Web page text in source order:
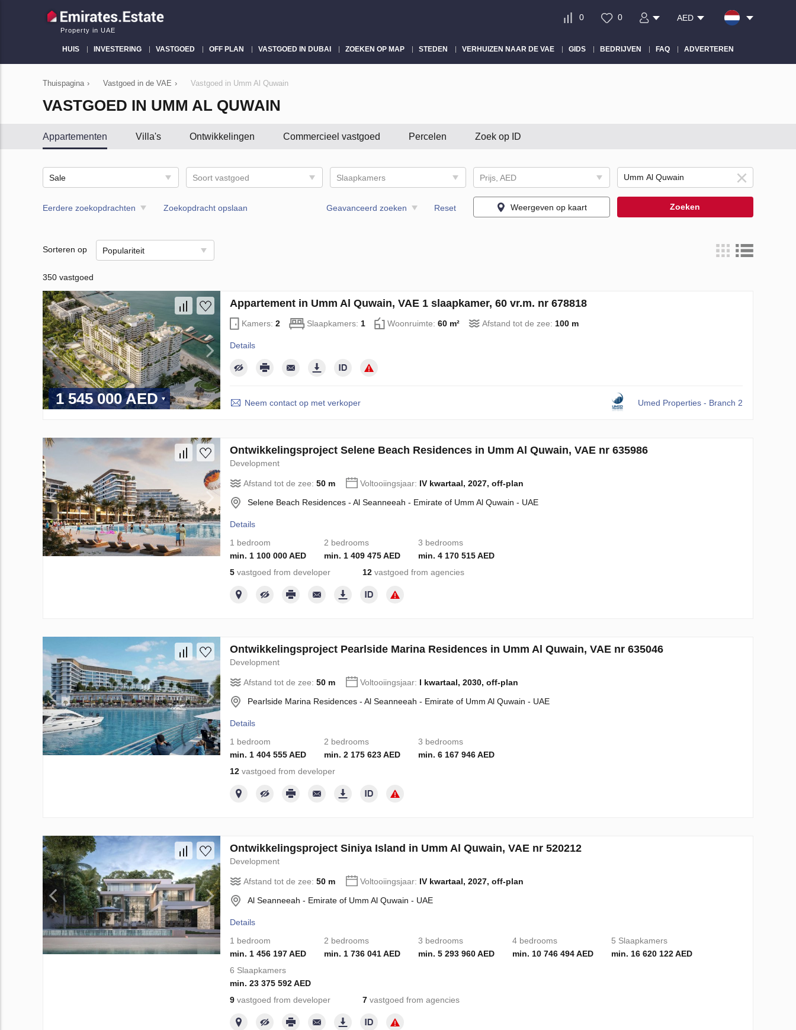
Property in UAE
0 0 AED
HUIS INVESTERING VASTGOED OFF PLAN VASTGOED IN DUBAI ZOEKEN OP MAP STEDEN VERHUIZEN NAAR DE VAE GIDS BEDRIJVEN FAQ ADVERTEREN
Thuispagina › Vastgoed in de VAE › Vastgoed in Umm Al Quwain
VASTGOED IN UMM AL QUWAIN
Appartementen Villa's Ontwikkelingen Commercieel vastgoed Percelen Zoek op ID
Sale Soort vastgoed Slaapkamers Prijs, AED
Eerdere zoekopdrachten Zoekopdracht opslaan Geavanceerd zoeken Reset Weergeven op kaart Zoeken
Sorteren op Populariteit
350 vastgoed
1 545 000 AED
Appartement in Umm Al Quwain, VAE 1 slaapkamer, 60 vr.m. nr 678818
Kamers: 2 Slaapkamers: 1 Woonruimte: 60 m² Afstand tot de zee: 100 m
Details
Neem contact op met verkoper Umed Properties - Branch 2
Ontwikkelingsproject Selene Beach Residences in Umm Al Quwain, VAE nr 635986
Development
Afstand tot de zee: 50 m Voltooiingsjaar: IV kwartaal, 2027, off-plan
Selene Beach Residences - Al Seanneeah - Emirate of Umm Al Quwain - UAE
Details
1 bedroom
min. 1 100 000 AED
2 bedrooms
min. 1 409 475 AED
3 bedrooms
min. 4 170 515 AED
5vastgoed from developer 12vastgoed from agencies
Ontwikkelingsproject Pearlside Marina Residences in Umm Al Quwain, VAE nr 635046
Development
Afstand tot de zee: 50 m Voltooiingsjaar: I kwartaal, 2030, off-plan
Pearlside Marina Residences - Al Seanneeah - Emirate of Umm Al Quwain - UAE
Details
1 bedroom
min. 1 404 555 AED
2 bedrooms
min. 2 175 623 AED
3 bedrooms
min. 6 167 946 AED
12vastgoed from developer
Ontwikkelingsproject Siniya Island in Umm Al Quwain, VAE nr 520212
Development
Afstand tot de zee: 50 m Voltooiingsjaar: IV kwartaal, 2027, off-plan
Al Seanneeah - Emirate of Umm Al Quwain - UAE
Details
1 bedroom
min. 1 456 197 AED
2 bedrooms
min. 1 736 041 AED
3 bedrooms
min. 5 293 960 AED
4 bedrooms
min. 10 746 494 AED
5 Slaapkamers
min. 16 620 122 AED
6 Slaapkamers
min. 23 375 592 AED
9vastgoed from developer 7vastgoed from agencies